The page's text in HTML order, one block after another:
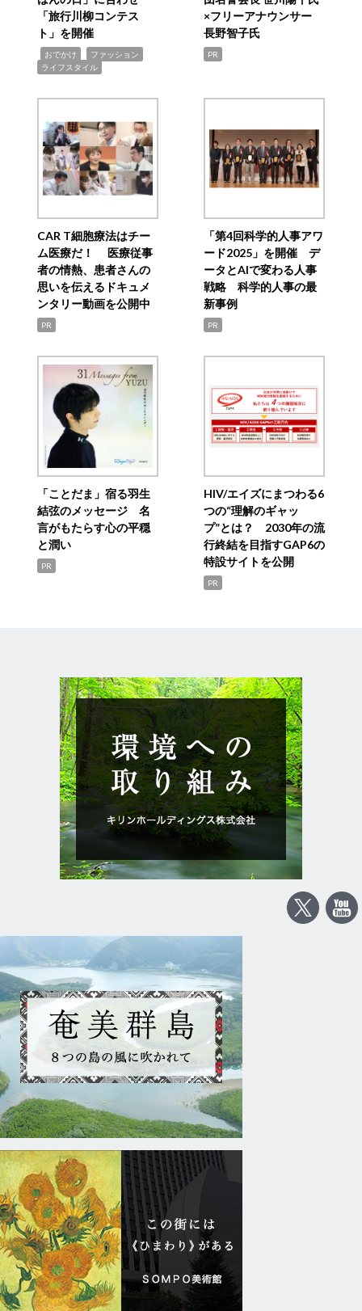
「旅行川柳コンテス
ト」を開催
おでかけ ファッション
ライフスタイル
×フリーアナウンサー
長野智子氏
PR
CAR T細胞療法はチー
ム医療だ！ 医療従事
者の情熱、患者さんの
思いを伝えるドキュメ
ンタリー動画を公開中
PR
「第4回科学的人事アワ
ード2025」を開催 デ
ータとAIで変わる人事
戦略 科学的人事の最
新事例
PR
「ことだま」宿る羽生
結弦のメッセージ 名
言がもたらす心の平穏
と潤い
PR
HIV/エイズにまつわる6
つの“理解のギャッ
プ”とは？ 2030年の流
行終結を目指すGAP6の
特設サイトを公開
PR